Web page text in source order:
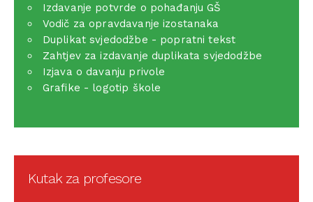
Izdavanje potvrde o pohađanju GŠ
Vodič za opravdavanje izostanaka
Duplikat svjedodžbe - popratni tekst
Zahtjev za izdavanje duplikata svjedodžbe
Izjava o davanju privole
Grafike - logotip škole
Kutak za profesore